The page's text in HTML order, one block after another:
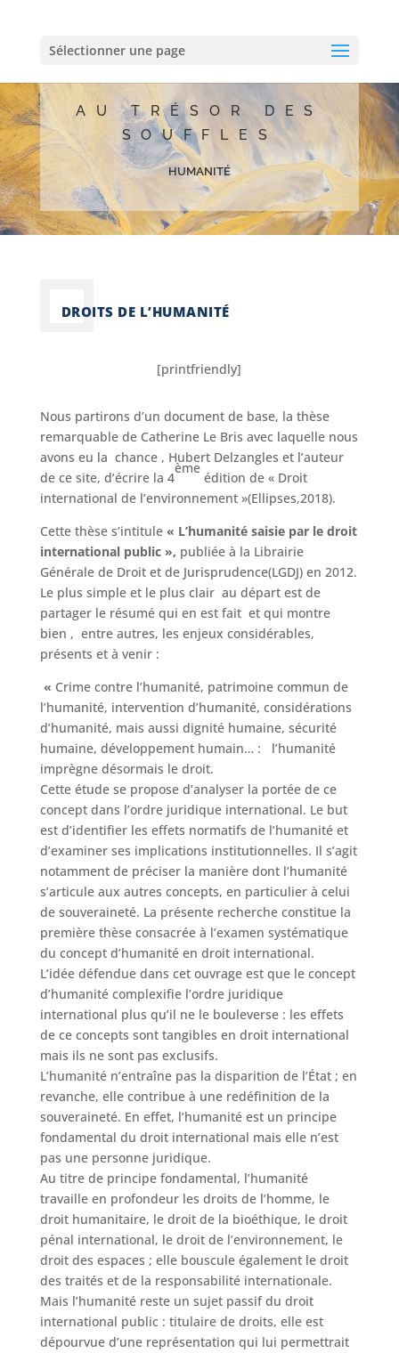
Sélectionner une page
AU TRÉSOR DES
SOUFFLES
humanité
DROITS DE L’HUMANITÉ
[printfriendly]
Nous partirons d’un document de base, la thèse
remarquable de Catherine Le Bris avec laquelle nous
avons eu la chance , Hubert Delzangles et l’auteur
de ce site, d’écrire la 4
ème
édition de « Droit
international de l’environnement »(Ellipses,2018).
Cette thèse s’intitule « L’humanité saisie par le droit
international public », publiée à la Librairie
Générale de Droit et de Jurisprudence(LGDJ) en 2012.
Le plus simple et le plus clair au départ est de
partager le résumé qui en est fait et qui montre
bien , entre autres, les enjeux considérables,
présents et à venir :
« Crime contre l’humanité, patrimoine commun de
l’humanité, intervention d’humanité, considérations
d’humanité, mais aussi dignité humaine, sécurité
humaine, développement humain… : l’humanité
imprègne désormais le droit.
Cette étude se propose d’analyser la portée de ce
concept dans l’ordre juridique international. Le but
est d’identifier les effets normatifs de l’humanité et
d’examiner ses implications institutionnelles. Il s’agit
notamment de préciser la manière dont l’humanité
s’articule aux autres concepts, en particulier à celui
de souveraineté. La présente recherche constitue la
première thèse consacrée à l’examen systématique
du concept d’humanité en droit international.
L’idée défendue dans cet ouvrage est que le concept
d’humanité complexifie l’ordre juridique
international plus qu’il ne le bouleverse : les effets
de ce concepts sont tangibles en droit international
mais ils ne sont pas exclusifs.
L’humanité n’entraîne pas la disparition de l’État ; en
revanche, elle contribue à une redéfinition de la
souveraineté. En effet, l’humanité est un principe
fondamental du droit international mais elle n’est
pas une personne juridique.
Au titre de principe fondamental, l’humanité
travaille en profondeur les droits de l’homme, le
droit humanitaire, le droit de la bioéthique, le droit
pénal international, le droit de l’environnement, le
droit des espaces ; elle bouscule également le droit
des traités et de la responsabilité internationale.
Mais l’humanité reste un sujet passif du droit
international public : titulaire de droits, elle est
dépourvue d’une représentation qui lui permettrait